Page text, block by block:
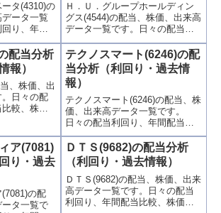
タ(4310)の
ータ一覧
り、年間
高との関
い時チャ
でわかり
りランキ
Ｈ．Ｕ．グループホールディン
グス(4544)の配当、株価、出来高
データ一覧です。日々の配当利
回り、年間配当比較、株価や出
来高との関連、高額配当目的の
買い時チャンスなど、表とグラ
フでわかりやすく掲載、配当利
回りランキングも参考に！
配当分析
報）
、株価、出
日々の配
較、株価
く掲載、配
も参考に！
テクノスマート(6246)の配
当分析（利回り・過去情
報）
テクノスマート(6246)の配当、株
価、出来高データ一覧です。
日々の配当利回り、年間配当比
較、株価や出来高との関連、高
額配当目的の買い時チャンスな
ど、表とグラフでわかりやすく
掲載、配当利回りランキングも
参考に！
ア(7081)
り・過去
の配
タ一覧で
ＤＴＳ(9682)の配当分析
（利回り・過去情報）
ＤＴＳ(9682)の配当、株価、出来
高データ一覧です。日々の配当
利回り、年間配当比較、株価や